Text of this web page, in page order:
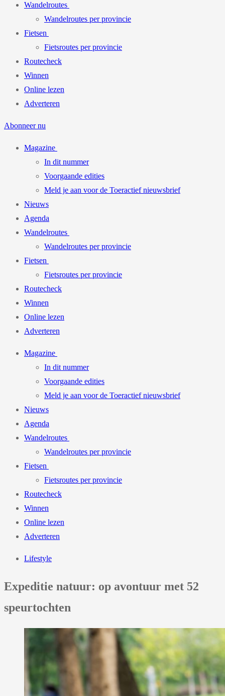
Wandelroutes
Wandelroutes per provincie
Fietsen
Fietsroutes per provincie
Routecheck
Winnen
Online lezen
Adverteren
Abonneer nu
Magazine
In dit nummer
Voorgaande edities
Meld je aan voor de Toeractief nieuwsbrief
Nieuws
Agenda
Wandelroutes
Wandelroutes per provincie
Fietsen
Fietsroutes per provincie
Routecheck
Winnen
Online lezen
Adverteren
Magazine
In dit nummer
Voorgaande edities
Meld je aan voor de Toeractief nieuwsbrief
Nieuws
Agenda
Wandelroutes
Wandelroutes per provincie
Fietsen
Fietsroutes per provincie
Routecheck
Winnen
Online lezen
Adverteren
Lifestyle
Expeditie natuur: op avontuur met 52
speurtochten